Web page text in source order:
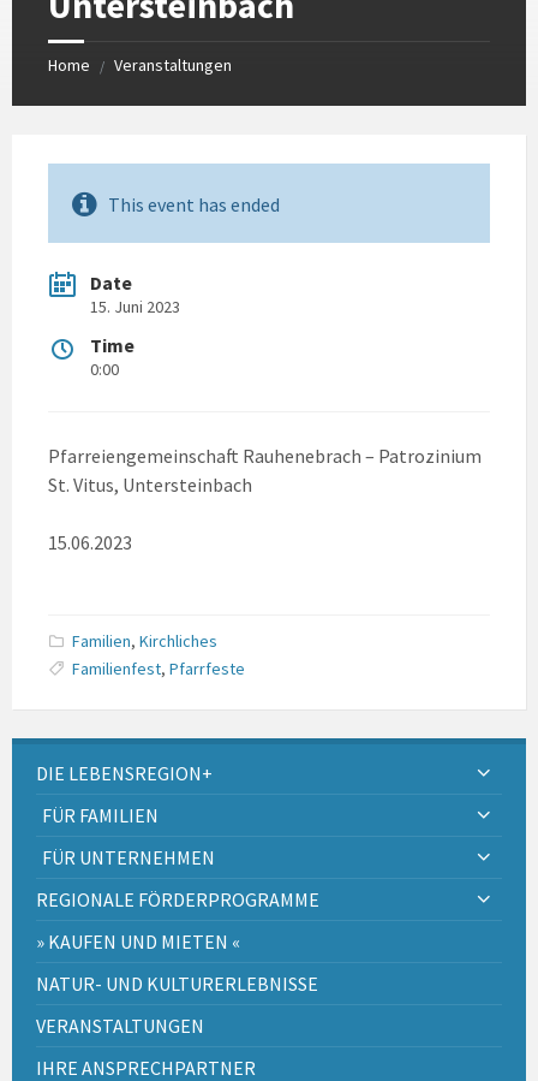
Home / Veranstaltungen
This event has ended
Date
15. Juni 2023
Time
0:00
Pfarreiengemeinschaft Rauhenebrach – Patrozinium
St. Vitus, Untersteinbach
15.06.2023
Familien, Kirchliches
Familienfest, Pfarrfeste
DIE LEBENSREGION+
FÜR FAMILIEN
FÜR UNTERNEHMEN
REGIONALE FÖRDERPROGRAMME
» KAUFEN UND MIETEN «
NATUR- UND KULTURERLEBNISSE
VERANSTALTUNGEN
IHRE ANSPRECHPARTNER